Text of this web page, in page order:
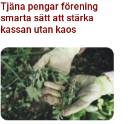
Tjäna pengar förening
smarta sätt att stärka
kassan utan kaos